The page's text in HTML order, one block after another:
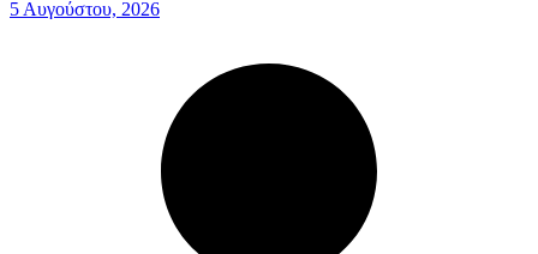
5 Αυγούστου, 2026